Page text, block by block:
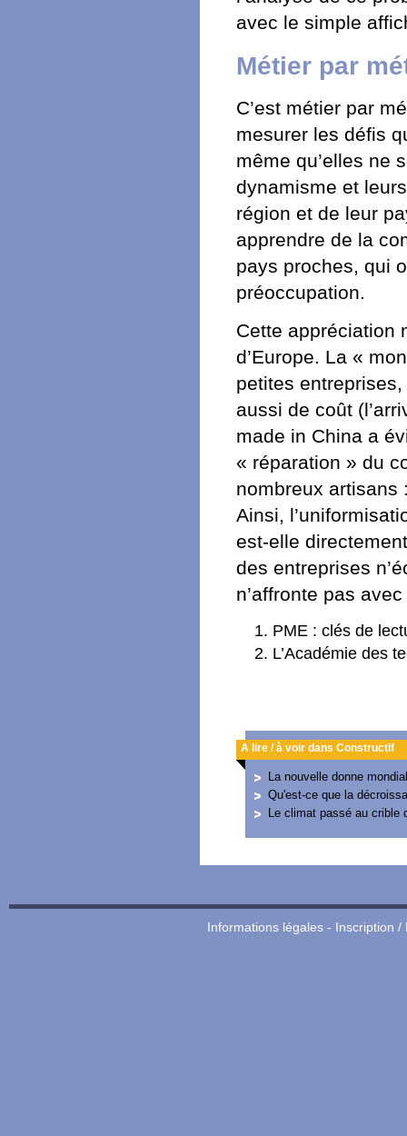
avec le simple
Métier par
C’est métier par
mesurer les défis
même qu’elles ne
dynamisme et
région et de leur
apprendre de la
pays proches, qui
préoccupation.
Cette appréciation
d’Europe. La «
petites
aussi de coût
made in China a
« réparation » du
nombreux artisans
Ainsi,
est-elle
des entreprises
n’affronte pas
PME : clés de
L’Académie des
A lire / à voir dans Constructif
La nouvelle donne
Qu'est-ce que la
Le climat passé au crible
Informations légales- Inscription